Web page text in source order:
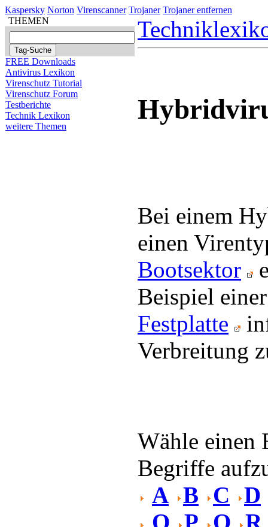
Kaspersky Norton Virenscanner Trojaner Trojaner entfernen
THEMEN
FREE Downloads
Antivirus Lexikon
Virenschutz Tutorial
Virenschutz Forum
Testberichte
Technik Lexikon
weitere Themen
Bei einem
einen
Bootsektor
Beispiel
Festplatte
Verbreitung
Wähle einen
Begriffe
A B C
D
O P Q R